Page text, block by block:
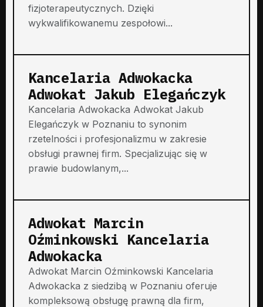
fizjoterapeutycznych. Dzięki
wykwalifikowanemu zespołowi...
Kancelaria Adwokacka
Adwokat Jakub Elegańczyk
Kancelaria Adwokacka Adwokat Jakub
Elegańczyk w Poznaniu to synonim
rzetelności i profesjonalizmu w zakresie
obsługi prawnej firm. Specjalizując się w
prawie budowlanym,...
Adwokat Marcin
Oźminkowski Kancelaria
Adwokacka
Adwokat Marcin Oźminkowski Kancelaria
Adwokacka z siedzibą w Poznaniu oferuje
kompleksową obsługę prawną dla firm,